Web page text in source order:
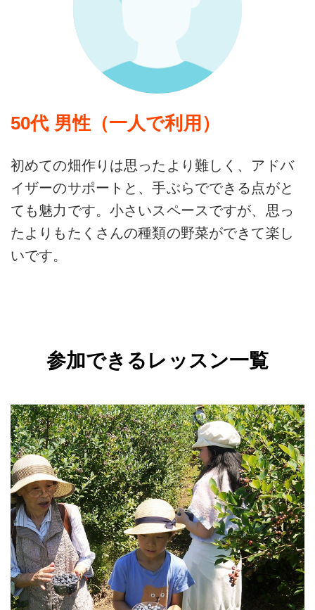
50代 男性（一人で利用）
初めての畑作りは思ったより難しく、アドバ
イザーのサポートと、手ぶらでできる点がと
ても魅力です。小さいスペースですが、思っ
たよりもたくさんの種類の野菜ができて楽し
いです。
参加できるレッスン一覧